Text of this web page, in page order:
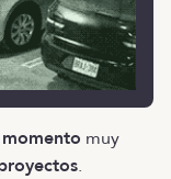
muy
.